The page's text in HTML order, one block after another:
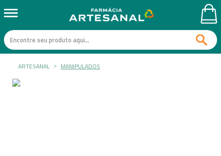
ARTESANAL MANIPULADOS